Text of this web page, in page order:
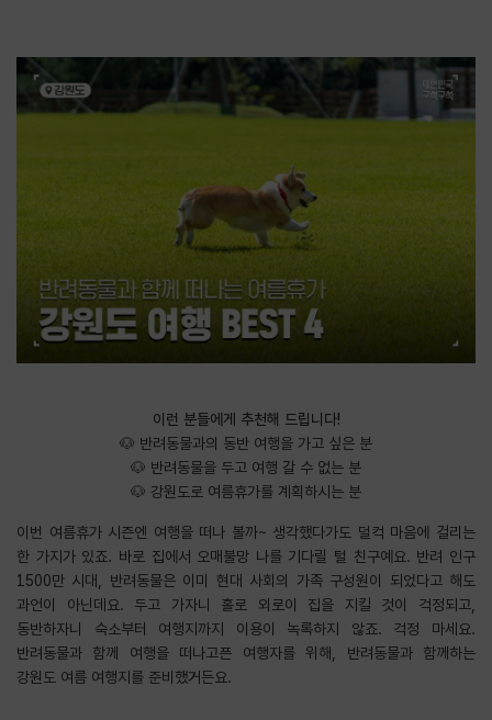
이런 분들에게 추천해 드립니다!
🐶 반려동물과의 동반 여행을 가고 싶은 분
🐶 반려동물을 두고 여행 갈 수 없는 분
🐶 강원도로 여름휴가를 계획하시는 분
이번 여름휴가 시즌엔 여행을 떠나 볼까~ 생각했다가도 덜컥 마음에 걸리는
한 가지가 있죠. 바로 집에서 오매불망 나를 기다릴 털 친구예요. 반려 인구
1500만 시대, 반려동물은 이미 현대 사회의 가족 구성원이 되었다고 해도
과언이 아닌데요. 두고 가자니 홀로 외로이 집을 지킬 것이 걱정되고,
동반하자니 숙소부터 여행지까지 이용이 녹록하지 않죠. 걱정 마세요.
반려동물과 함께 여행을 떠나고픈 여행자를 위해, 반려동물과 함께하는
강원도 여름 여행지를 준비했거든요.